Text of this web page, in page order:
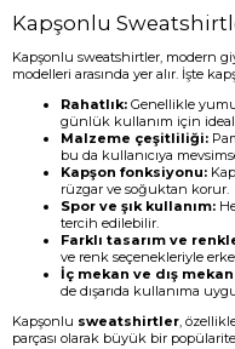
Kapşonlu
Kapşonlu sweatshirtler, modern
modelleri arasında yer alır. İşte
Rahatlık: Genellikle
günlük kullanım için
Malzeme çeşitliliği:
bu da kullanıcıya
Kapşon fonksiyonu:
rüzgar ve soğuktan korur.
Spor ve şık kullanım:
tercih edilebilir.
Farklı tasarım ve
ve renk seçenekleriyle
İç mekan ve dış mekan
de dışarıda kullanıma
Kapşonlu sweatshirtler,
parçası olarak büyük bir